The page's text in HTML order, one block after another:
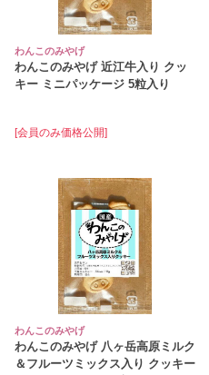
わんこのみやげ
わんこのみやげ 近江牛入り クッ
キー ミニパッケージ 5粒入り
[会員のみ価格公開]
わんこのみやげ
わんこのみやげ 八ヶ岳高原ミルク
＆フルーツミックス入り クッキー